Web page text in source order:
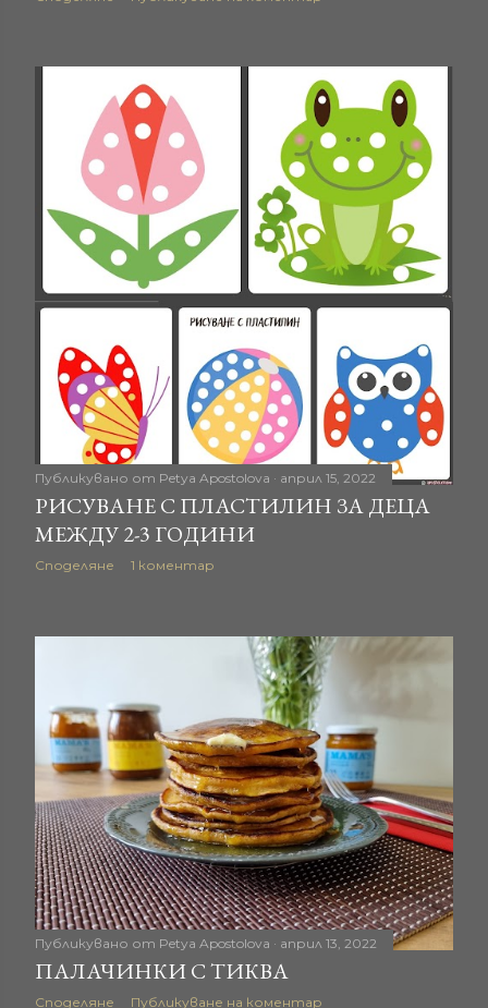
Публикувано от Petya Apostolova април 15, 2022
РИСУВАНЕ С ПЛАСТИЛИН ЗА ДЕЦА
МЕЖДУ 2-3 ГОДИНИ
Споделяне 1 коментар
Публикувано от Petya Apostolova април 13, 2022
ПАЛАЧИНКИ С ТИКВА
Споделяне Публикуване на коментар